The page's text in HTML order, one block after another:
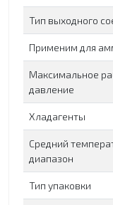
Тип выходного
Применим для
Максимальное
давление
Хладагенты
Средний
диапазон
Тип упаковки